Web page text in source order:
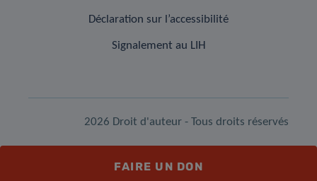
Déclaration sur l’accessibilité
Signalement au LIH
2026 Droit d'auteur - Tous droits réservés
FAIRE UN DON